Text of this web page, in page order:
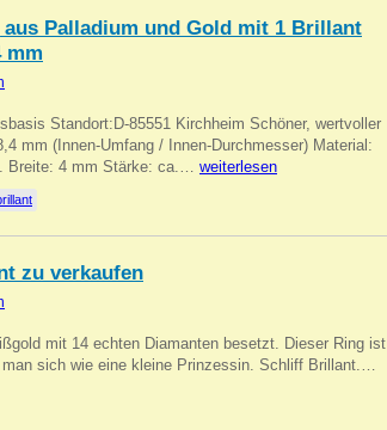
aus Palladium und Gold mit 1 Brillant
mm
Standort:D-85551 Kirchheim Schöner, wertvoller
mm (Innen-Umfang / Innen-Durchmesser) Material:
Breite: 4 mm Stärke: ca.… weiterlesen
zu verkaufen
mit 14 echten Diamanten besetzt. Dieser Ring ist
sich wie eine kleine Prinzessin. Schliff Brillant.…